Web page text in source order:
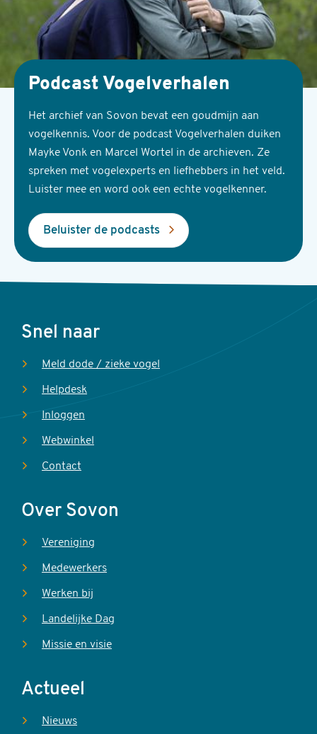
Podcast Vogelverhalen
Het archief van Sovon bevat een goudmijn aan
vogelkennis. Voor de podcast Vogelverhalen duiken
Mayke Vonk en Marcel Wortel in de archieven. Ze
spreken met vogelexperts en liefhebbers in het veld.
Luister mee en word ook een echte vogelkenner.
Beluister de podcasts
Voet
Snel naar
Meld dode / zieke vogel
Helpdesk
Inloggen
Webwinkel
Contact
Over Sovon
Vereniging
Medewerkers
Werken bij
Landelijke Dag
Missie en visie
Actueel
Nieuws